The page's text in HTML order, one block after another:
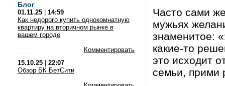
Блог
01.11.25
14:59
Как недорого купить однокомнатную
квартиру на вторичном рынке в
вашем городе
Комментировать
15.10.25
22:07
Обзор БК БетСити
Часто сами
мужьях
знаменитое:
какие-то
это исходит
семьи, прими